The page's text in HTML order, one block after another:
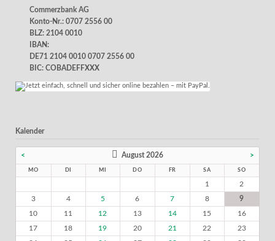
Commerzbank AG
Konto-Nr.: 0707 2556 00
BLZ: 2104 0010
IBAN:
DE71 2104 0010 0707 2556 00
BIC: COBADEFFXXX
Kalender
< August 2026 >
MO DI MI DO FR SA SO
1
2
3
4 5 6 7 8
9
10
11 12 13 14 15
16
17
18 19 20 21 22
23